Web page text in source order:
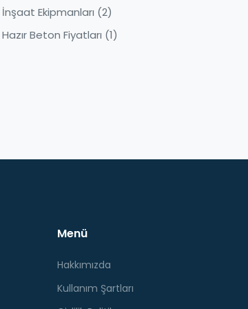
İnşaat Ekipmanları (2)
Hazır Beton Fiyatları (1)
Menü
Hakkımızda
Kullanım Şartları